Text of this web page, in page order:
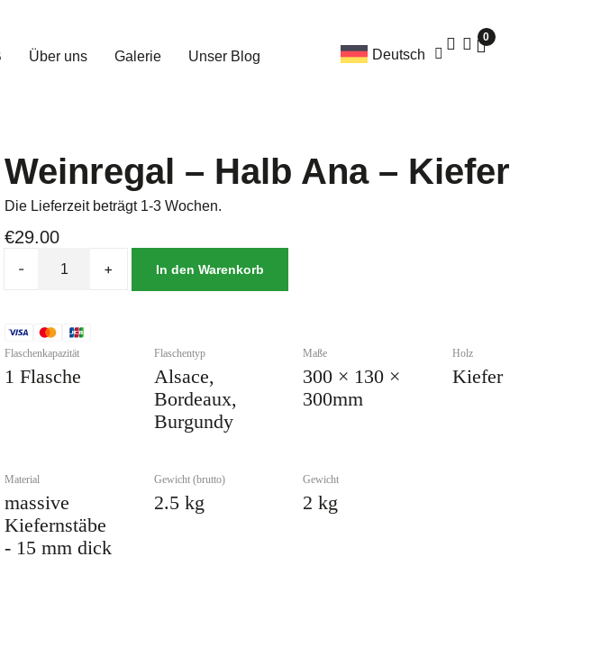
Über uns Galerie Unser Blog Deutsch
0
Weinregal – Halb Ana – Kiefer
Die Lieferzeit beträgt 1-3 Wochen.
€29.00
- + In den Warenkorb
Flaschenkapazität
1 Flasche
Flaschentyp
Alsace,
Bordeaux,
Burgundy
Maße
300 × 130 ×
300mm
Holz
Kiefer
Material
massive
Kiefernstäbe
- 15 mm dick
Gewicht (brutto)
2.5 kg
Gewicht
2 kg